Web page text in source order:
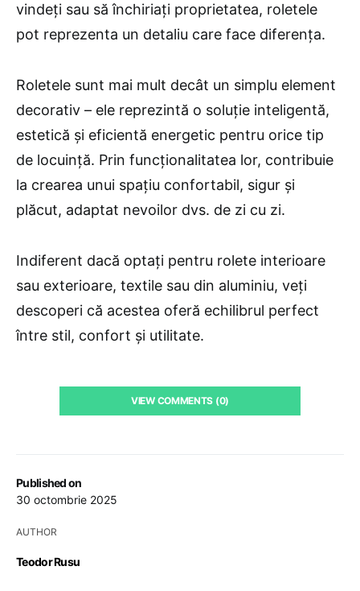
Published on
30 octombrie 2025
AUTHOR
Teodor Rusu
vindeți sau să închiriați proprietatea, roletele
pot reprezenta un detaliu care face diferența.
Roletele sunt mai mult decât un simplu element
decorativ – ele reprezintă o soluție inteligentă,
estetică și eficientă energetic pentru orice tip
de locuință. Prin funcționalitatea lor, contribuie
la crearea unui spațiu confortabil, sigur și
plăcut, adaptat nevoilor dvs. de zi cu zi.
Indiferent dacă optați pentru rolete interioare
sau exterioare, textile sau din aluminiu, veți
descoperi că acestea oferă echilibrul perfect
între stil, confort și utilitate.
VIEW COMMENTS (0)